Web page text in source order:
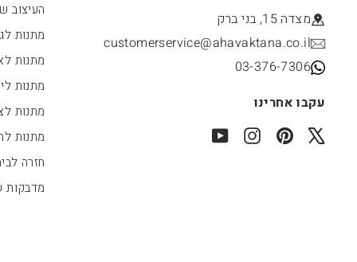
מצדה 15, בני ברק
customerservice@ahavaktana.co.il
03-376-7306
עקבו אחרינו
X
Pinterest
Instagram
YouTube
העיצוב
מתנות
מתנות
מתנות
מתנות
מתנות
חזרה
מדבקות